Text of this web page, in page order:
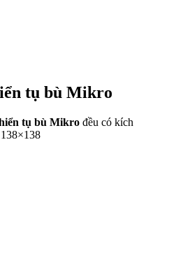
tụ bù Mikro
tụ bù Mikro đều có kích